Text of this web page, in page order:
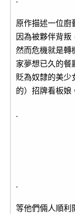
原作描述一位廚
因為被夥伴背叛
然而危機就是轉
家夢想已久的餐
貶為奴隸的美少
的）招牌看板娘
.
.
等他們倆人順利